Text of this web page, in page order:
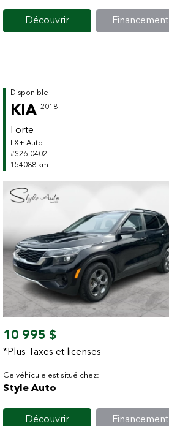
Découvrir Financement
Disponible
KIA 2018
Forte
LX+ Auto
#S26-0402
154088 km
Previous
10 995 $
*Plus Taxes et licenses
Ce véhicule est situé chez:
Style Auto
Découvrir Financement